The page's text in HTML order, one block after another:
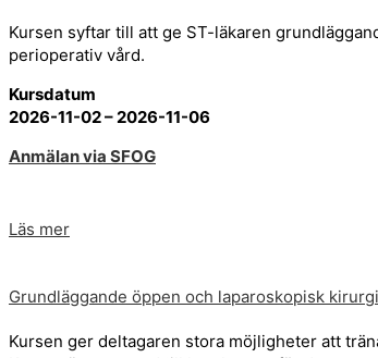
Kursen syftar till att ge ST-läkaren
perioperativ vård.
Kursdatum
2026-11-02 – 2026-11-06
Anmälan via SFOG
Läs mer
Grundläggande öppen och laparoskopisk
Kursen ger deltagaren stora möjligheter att